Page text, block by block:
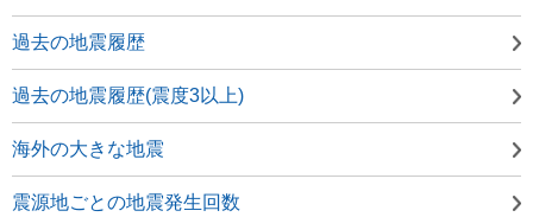
過去の地震履歴
過去の地震履歴(震度3以上)
海外の大きな地震
震源地ごとの地震発生回数